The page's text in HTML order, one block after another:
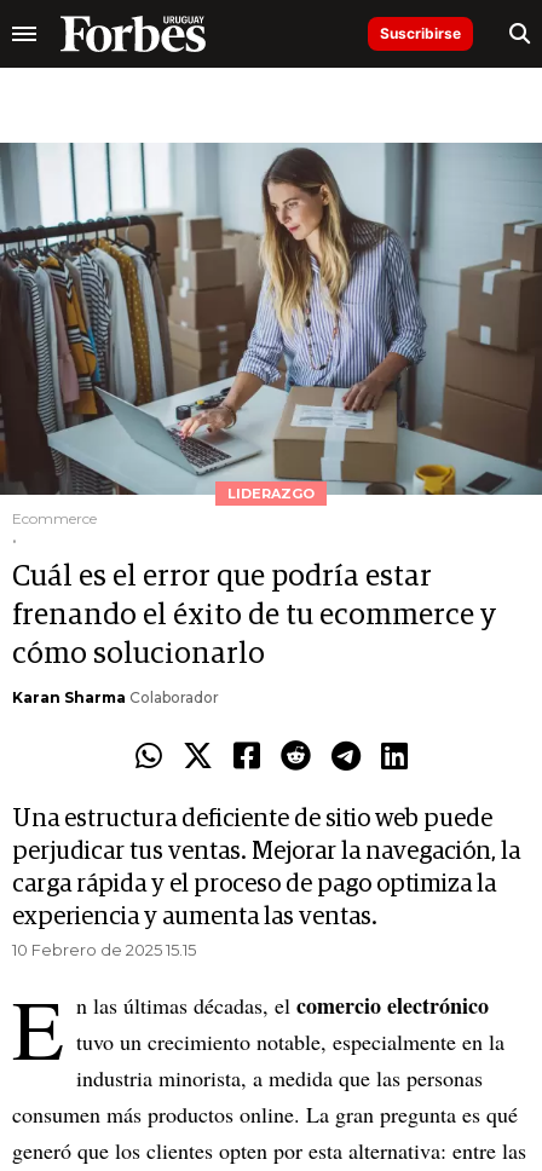
Suscribirse
LIDERAZGO
Ecommerce
.
Cuál es el error que podría estar
frenando el éxito de tu ecommerce y
cómo solucionarlo
Karan Sharma Colaborador
Una estructura deficiente de sitio web puede
perjudicar tus ventas. Mejorar la navegación, la
carga rápida y el proceso de pago optimiza la
experiencia y aumenta las ventas.
10 Febrero de 2025 15.15
E n las últimas décadas, el comercio electrónico
tuvo un crecimiento notable, especialmente en la
industria minorista, a medida que las personas
consumen más productos online. La gran pregunta es qué
generó que los clientes opten por esta alternativa: entre las